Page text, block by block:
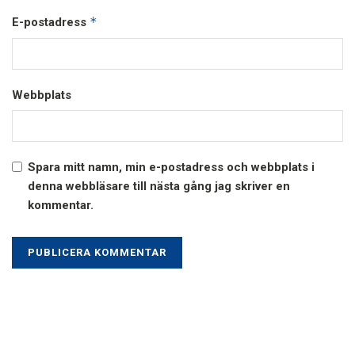
E-postadress *
Webbplats
Spara mitt namn, min e-postadress och webbplats i
denna webbläsare till nästa gång jag skriver en
kommentar.